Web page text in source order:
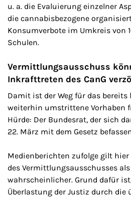
u. a. die Evaluierung einzelner
die cannabisbezogene
Konsumverbote im Umkreis von
Schulen.
Vermittlungsausschuss
Inkrafttreten des CanG
Damit ist der Weg für das
weiterhin umstrittene Vorhaben
Hürde: Der Bundesrat, der sich
22. März mit dem Gesetz
Medienberichten zufolge gilt
des Vermittlungsausschusses
wahrscheinlicher. Grund dafür
Überlastung der Justiz durch die